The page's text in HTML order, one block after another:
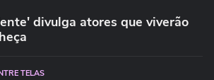
divulga atores que viverão
TELAS